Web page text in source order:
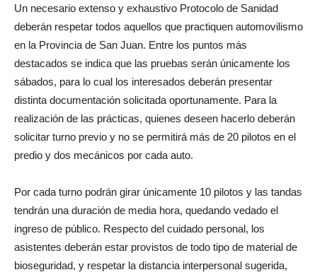
Un necesario extenso y exhaustivo Protocolo de Sanidad
deberán respetar todos aquellos que practiquen automovilismo
en la Provincia de San Juan. Entre los puntos más
destacados se indica que las pruebas serán únicamente los
sábados, para lo cual los interesados deberán presentar
distinta documentación solicitada oportunamente. Para la
realización de las prácticas, quienes deseen hacerlo deberán
solicitar turno previo y no se permitirá más de 20 pilotos en el
predio y dos mecánicos por cada auto.
Por cada turno podrán girar únicamente 10 pilotos y las tandas
tendrán una duración de media hora, quedando vedado el
ingreso de público. Respecto del cuidado personal, los
asistentes deberán estar provistos de todo tipo de material de
bioseguridad, y respetar la distancia interpersonal sugerida,